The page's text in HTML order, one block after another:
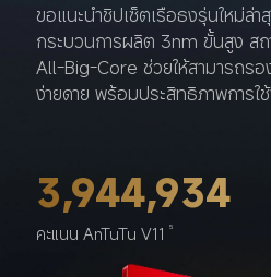
ขอแนะนำชิปเซ็ตเรือธงรุ่นใหม่ล่
กระบวนการผลิต 3nm ขั้นสูง ส
All-Big-Core ช่วยให้สามารถร
ง่ายดาย พร้อมประสิทธิภาพการใ
3,944,934
คะแนน AnTuTu V11 5